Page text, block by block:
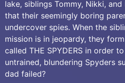
lake, siblings Tommy, Nikki,
that their seemingly boring
undercover spies. When the
mission is in jeopardy, they
called THE SPYDERS in order
untrained, blundering Spyders
dad failed?